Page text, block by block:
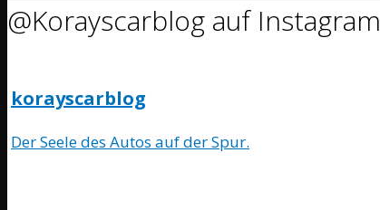
@Korayscarblog auf Instagram
korayscarblog
Der Seele des Autos auf der Spur.